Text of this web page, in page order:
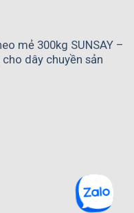
mẻ 300kg SUNSAY –
dây chuyền sản